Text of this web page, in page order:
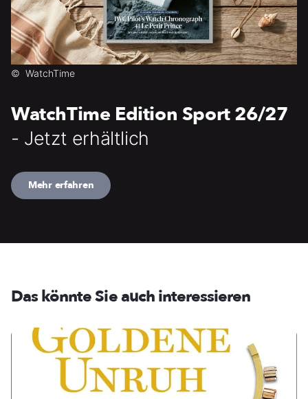
© WatchTime
WatchTime Edition Sport 26/27
- Jetzt erhältlich
Mehr erfahren
Das könnte Sie auch interessieren